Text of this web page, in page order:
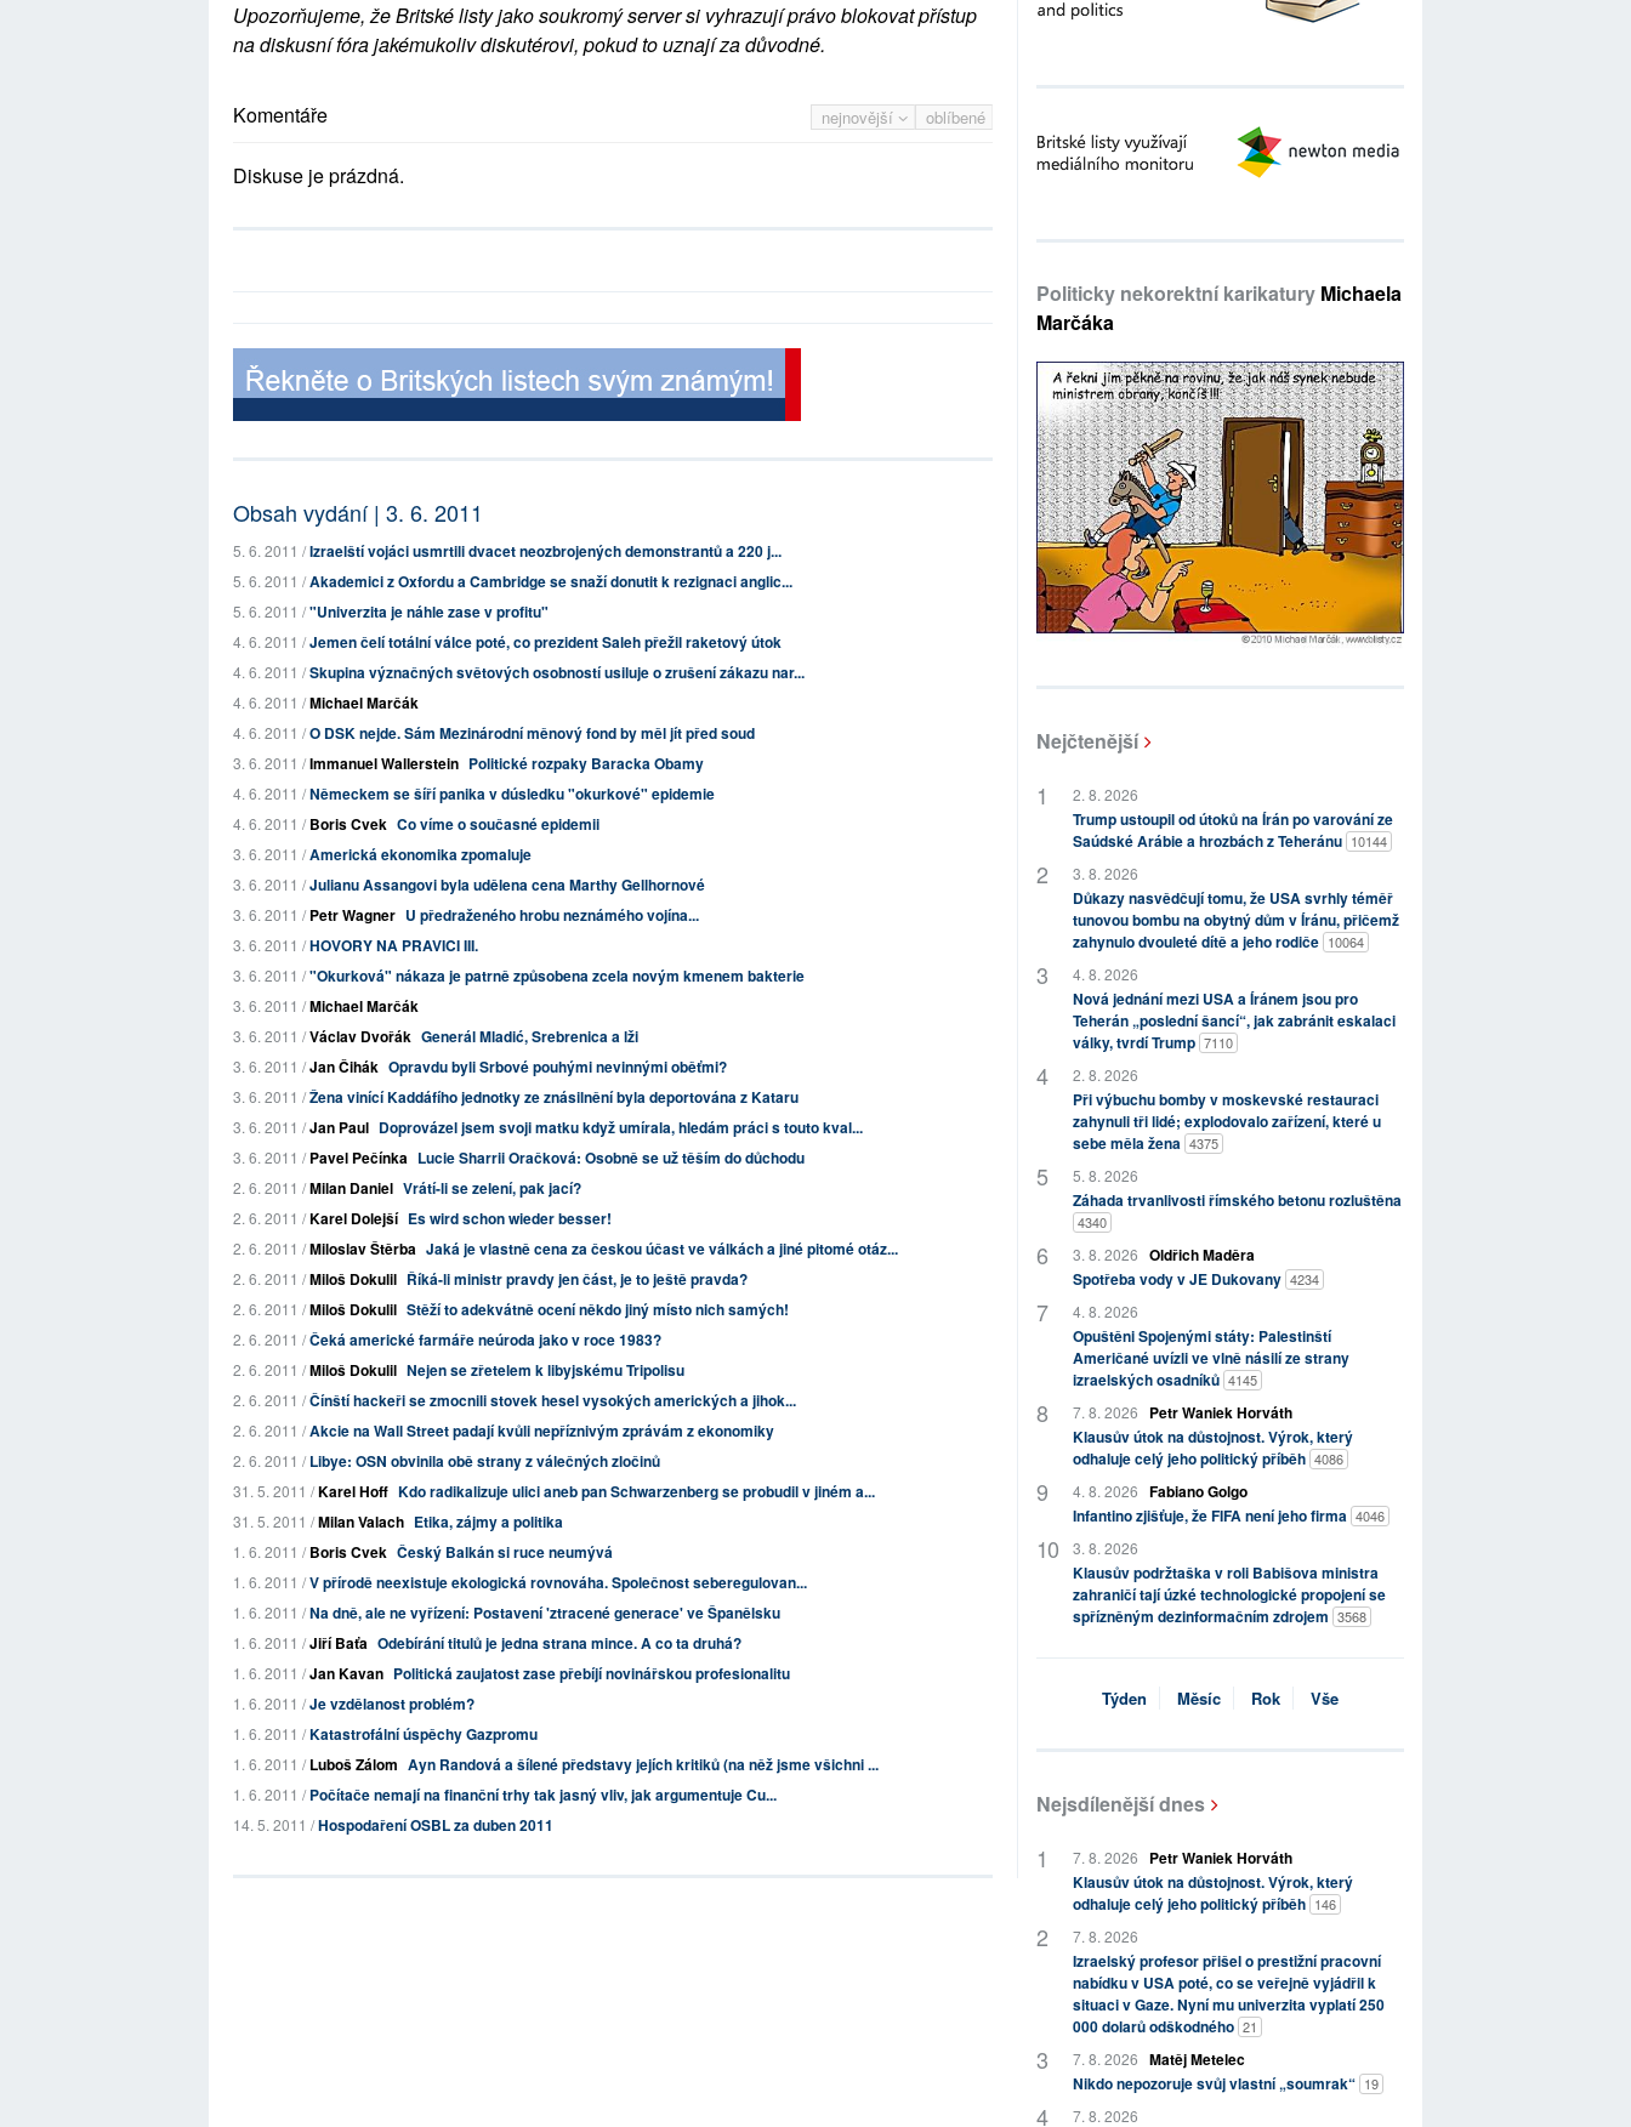
Upozorňujeme, že Britské listy jako soukromý server si vyhrazují právo blokovat přístup
na diskusní fóra jakémukoliv diskutérovi, pokud to uznají za důvodné.
nejnovější oblíbené
Komentáře
Diskuse je prázdná.
Obsah vydání | 3. 6. 2011
5. 6. 2011 /Izraelští vojáci usmrtili dvacet neozbrojených demonstrantů a 220 j...
5. 6. 2011 /Akademici z Oxfordu a Cambridge se snaží donutit k rezignaci anglic...
5. 6. 2011 /"Univerzita je náhle zase v profitu"
4. 6. 2011 /Jemen čelí totální válce poté, co prezident Saleh přežil raketový útok
4. 6. 2011 /Skupina význačných světových osobností usiluje o zrušení zákazu nar...
4. 6. 2011 /Michael Marčák
4. 6. 2011 /O DSK nejde. Sám Mezinárodní měnový fond by měl jít před soud
3. 6. 2011 /Immanuel Wallerstein Politické rozpaky Baracka Obamy
4. 6. 2011 /Německem se šíří panika v dúsledku "okurkové" epidemie
4. 6. 2011 /Boris Cvek Co víme o současné epidemii
3. 6. 2011 /Americká ekonomika zpomaluje
3. 6. 2011 /Julianu Assangovi byla udělena cena Marthy Gellhornové
3. 6. 2011 /Petr Wagner U předraženého hrobu neznámého vojína...
3. 6. 2011 /HOVORY NA PRAVICI III.
3. 6. 2011 /"Okurková" nákaza je patrně způsobena zcela novým kmenem bakterie
3. 6. 2011 /Michael Marčák
3. 6. 2011 /Václav Dvořák Generál Mladić, Srebrenica a lži
3. 6. 2011 /Jan Čihák Opravdu byli Srbové pouhými nevinnými oběťmi?
3. 6. 2011 /Žena vinící Kaddáfího jednotky ze znásilnění byla deportována z Kataru
3. 6. 2011 /Jan Paul Doprovázel jsem svoji matku když umírala, hledám práci s touto kval...
3. 6. 2011 /Pavel Pečínka Lucie Sharrii Oračková: Osobně se už těším do důchodu
2. 6. 2011 /Milan Daniel Vrátí-li se zelení, pak jací?
2. 6. 2011 /Karel Dolejší Es wird schon wieder besser!
2. 6. 2011 /Miloslav Štěrba Jaká je vlastně cena za českou účast ve válkách a jiné pitomé otáz...
2. 6. 2011 /Miloš Dokulil Říká-li ministr pravdy jen část, je to ještě pravda?
2. 6. 2011 /Miloš Dokulil Stěží to adekvátně ocení někdo jiný místo nich samých!
2. 6. 2011 /Čeká americké farmáře neúroda jako v roce 1983?
2. 6. 2011 /Miloš Dokulil Nejen se zřetelem k libyjskému Tripolisu
2. 6. 2011 /Čínští hackeři se zmocnili stovek hesel vysokých amerických a jihok...
2. 6. 2011 /Akcie na Wall Street padají kvůli nepříznivým zprávám z ekonomiky
2. 6. 2011 /Libye: OSN obvinila obě strany z válečných zločinů
31. 5. 2011 /Karel Hoff Kdo radikalizuje ulici aneb pan Schwarzenberg se probudil v jiném a...
31. 5. 2011 /Milan Valach Etika, zájmy a politika
1. 6. 2011 /Boris Cvek Český Balkán si ruce neumývá
1. 6. 2011 /V přírodě neexistuje ekologická rovnováha. Společnost seberegulovan...
1. 6. 2011 /Na dně, ale ne vyřízení: Postavení 'ztracené generace' ve Španělsku
1. 6. 2011 /Jiří Baťa Odebírání titulů je jedna strana mince. A co ta druhá?
1. 6. 2011 /Jan Kavan Politická zaujatost zase přebíjí novinářskou profesionalitu
1. 6. 2011 /Je vzdělanost problém?
1. 6. 2011 /Katastrofální úspěchy Gazpromu
1. 6. 2011 /Luboš Zálom Ayn Randová a šílené představy jejích kritiků (na něž jsme všichni ...
1. 6. 2011 /Počítače nemají na finanční trhy tak jasný vliv, jak argumentuje Cu...
14. 5. 2011 /Hospodaření OSBL za duben 2011
Politicky nekorektní karikatury Michaela
Marčáka
Nejčtenější
2. 8. 2026
Trump ustoupil od útoků na Írán po varování ze
Saúdské Arábie a hrozbách z Teheránu 10144
3. 8. 2026
Důkazy nasvědčují tomu, že USA svrhly téměř
tunovou bombu na obytný dům v Íránu, přičemž
zahynulo dvouleté dítě a jeho rodiče 10064
4. 8. 2026
Nová jednání mezi USA a Íránem jsou pro
Teherán „poslední šancí“, jak zabránit eskalaci
války, tvrdí Trump 7110
2. 8. 2026
Při výbuchu bomby v moskevské restauraci
zahynuli tři lidé; explodovalo zařízení, které u
sebe měla žena 4375
5. 8. 2026
Záhada trvanlivosti římského betonu rozluštěna
4340
3. 8. 2026 Oldřich Maděra
Spotřeba vody v JE Dukovany 4234
4. 8. 2026
Opuštěni Spojenými státy: Palestinští
Američané uvízli ve vlně násilí ze strany
izraelských osadníků 4145
7. 8. 2026
Petr Waniek Horváth
Klausův útok na důstojnost. Výrok, který
odhaluje celý jeho politický příběh 4086
4. 8. 2026 Fabiano Golgo
Infantino zjišťuje, že FIFA není jeho firma 4046
3. 8. 2026
Klausův podržtaška v roli Babišova ministra
zahraničí tají úzké technologické propojení se
spřízněným dezinformačním zdrojem 3568
Týden Měsíc Rok Vše
Nejsdílenější dnes
7. 8. 2026
Petr Waniek Horváth
Klausův útok na důstojnost. Výrok, který
odhaluje celý jeho politický příběh 146
7. 8. 2026
Izraelský profesor přišel o prestižní pracovní
nabídku v USA poté, co se veřejně vyjádřil k
situaci v Gaze. Nyní mu univerzita vyplatí 250
000 dolarů odškodného 21
7. 8. 2026 Matěj Metelec
Nikdo nepozoruje svůj vlastní „soumrak“ 19
7. 8. 2026